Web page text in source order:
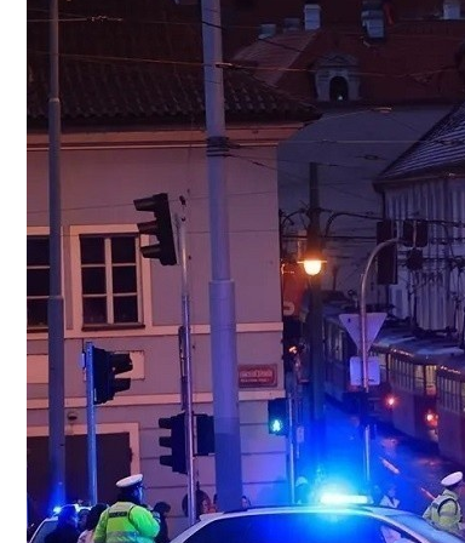
Как Грамотно Начать Карьеру
Hyundai Santa Fe: Мощное
Какие Кредиты Дают В
Безлактозное Молоко —